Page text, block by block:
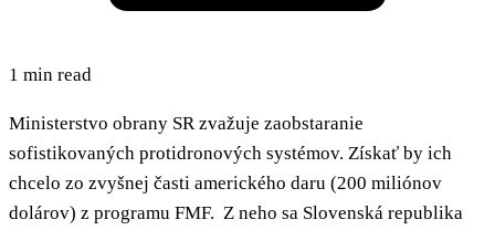
1 min read
Ministerstvo obrany SR zvažuje zaobstaranie
sofistikovaných protidronových systémov. Získať by ich
chcelo zo zvyšnej časti amerického daru (200 miliónov
dolárov) z programu FMF. Z neho sa Slovenská republika